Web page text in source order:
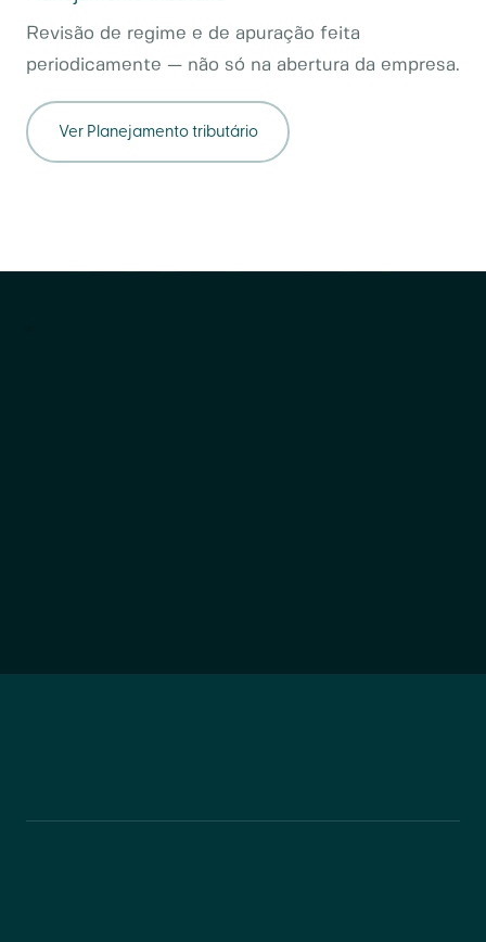
Revisão de regime e de apuração feita
periodicamente — não só na abertura da empresa.
Ver Planejamento tributário